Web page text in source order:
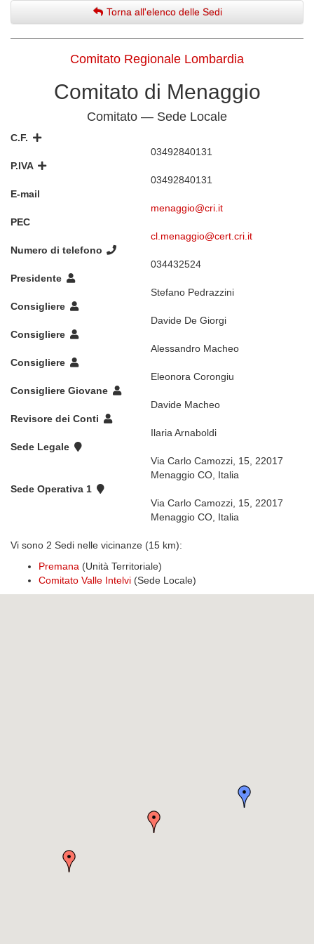
Torna all'elenco delle Sedi
Comitato Regionale Lombardia
Comitato di Menaggio
Comitato — Sede Locale
C.F.
03492840131
P.IVA
03492840131
E-mail
menaggio@cri.it
PEC
cl.menaggio@cert.cri.it
Numero di telefono
034432524
Presidente
Stefano Pedrazzini
Consigliere
Davide De Giorgi
Consigliere
Alessandro Macheo
Consigliere
Eleonora Corongiu
Consigliere Giovane
Davide Macheo
Revisore dei Conti
Ilaria Arnaboldi
Sede Legale
Via Carlo Camozzi, 15, 22017
Menaggio CO, Italia
Sede Operativa 1
Via Carlo Camozzi, 15, 22017
Menaggio CO, Italia
Vi sono 2 Sedi nelle vicinanze (15 km):
Premana (Unità Territoriale)
Comitato Valle Intelvi (Sede Locale)